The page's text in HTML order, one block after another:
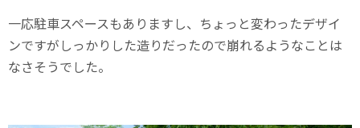
一応駐車スペースもありますし、ちょっと変わったデザイ
ンですがしっかりした造りだったので崩れるようなことは
なさそうでした。